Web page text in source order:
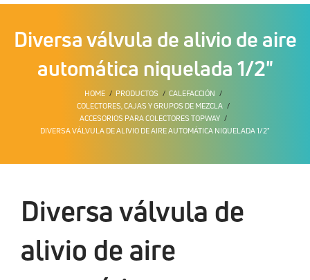
Diversa válvula de alivio de aire
automática niquelada 1/2"
HOME PRODUCTOS
CALEFACCIÓN
COLECTORES, CAJAS Y GRUPOS DE MEZCLA
ACCESORIOS PARA COLECTORES TOPWAY
DIVERSA VÁLVULA DE ALIVIO DE AIRE AUTOMÁTICA NIQUELADA 1/2"
Diversa válvula de
alivio de aire